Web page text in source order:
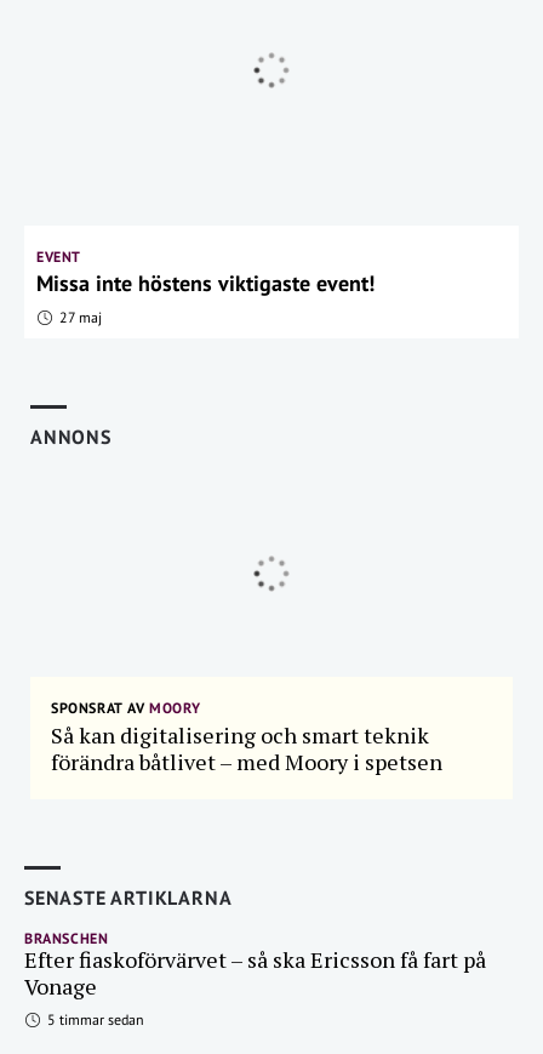
EVENT
Missa inte höstens viktigaste event!
27 maj
ANNONS
SPONSRAT AVMOORY
Så kan digitalisering och smart teknik
förändra båtlivet – med Moory i spetsen
SENASTE ARTIKLARNA
BRANSCHEN
Efter fiaskoförvärvet – så ska Ericsson få fart på
Vonage
5 timmar sedan